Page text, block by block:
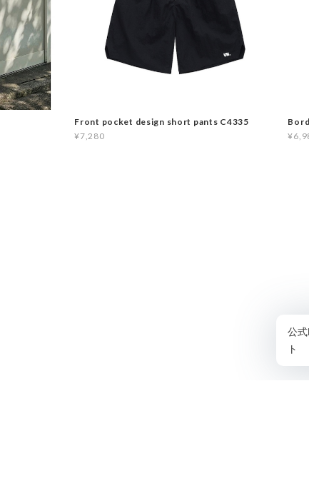
Front pocket design short pants C4335
¥7,280